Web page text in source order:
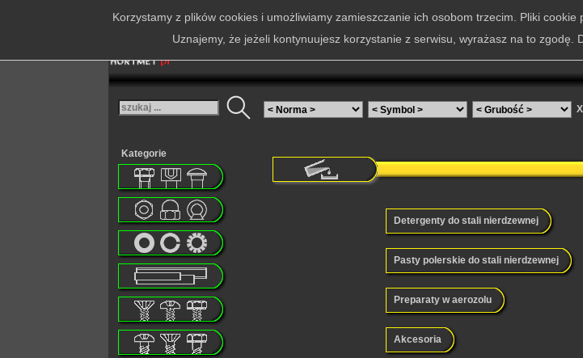
X
Kategorie
Detergenty do stali nierdzewnej
Pasty polerskie do stali nierdzewnej
Preparaty w aerozolu
Akcesoria
Korzystamy z plików cookies i umożliwiamy zamieszczanie ich osobom trzecim. Pliki
Uznajemy, że jeżeli kontynuujesz korzystanie z serwisu, wyrażasz na to zgodę.